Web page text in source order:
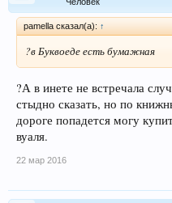
pamella сказал(а): ↑
?в Буквоеде есть бумажная
?А в инете не встречала
стыдно сказать, но по
дороге попадется могу
вуаля.
22 мар 2016